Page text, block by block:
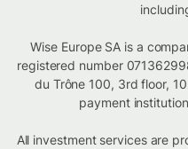
Wise Europe SA is a
registered number
du Trône 100, 3rd floor,
payment
All investment services are